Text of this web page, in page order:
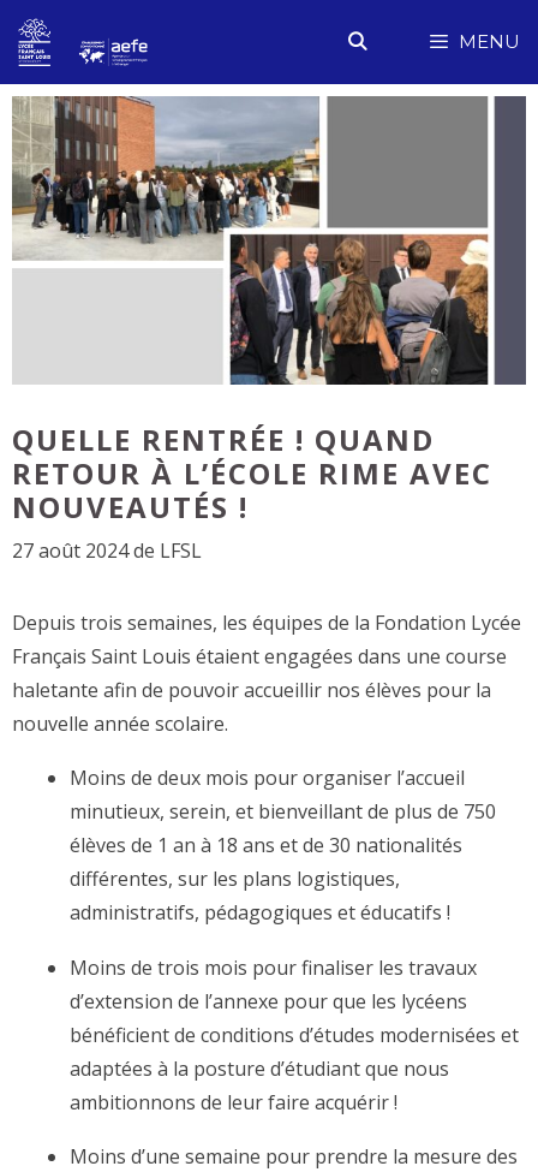
Aller
au
contenu
MENU
QUELLE RENTRÉE ! QUAND
RETOUR À L’ÉCOLE RIME AVEC
NOUVEAUTÉS !
27 août 2024de LFSL
Depuis trois semaines, les équipes de la Fondation Lycée
Français Saint Louis étaient engagées dans une course
haletante afin de pouvoir accueillir nos élèves pour la
nouvelle année scolaire.
Moins de deux mois pour organiser l’accueil
minutieux, serein, et bienveillant de plus de 750
élèves de 1 an à 18 ans et de 30 nationalités
différentes, sur les plans logistiques,
administratifs, pédagogiques et éducatifs !
Moins de trois mois pour finaliser les travaux
d’extension de l’annexe pour que les lycéens
bénéficient de conditions d’études modernisées et
adaptées à la posture d’étudiant que nous
ambitionnons de leur faire acquérir !
Moins d’une semaine pour prendre la mesure des